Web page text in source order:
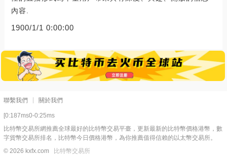
內容.
1900/1/1 0:00:00
聯繫我們 關於我們
[0:187ms0-0:25ms
比特幣交易所網推薦全球最好的比特幣交易平臺，更新最新的比特幣價格港幣，數
字貨幣交易所排名，比特幣今日價格港幣，為你推薦值得信賴的以太幣交易所。
© 2026 kxfx.com
比特幣交易所